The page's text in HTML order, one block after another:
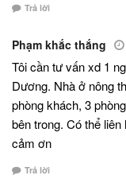
Trả lời
Phạm khắc thắng
Tôi cần tư vấn xd 1
Dương. Nhà ở nông
phòng khách, 3
bên trong. Có thể
cảm ơn
Trả lời